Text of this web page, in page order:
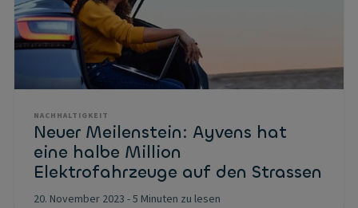
NACHHALTIGKEIT
Neuer Meilenstein: Ayvens hat
eine halbe Million
Elektrofahrzeuge auf den Strassen
20. November 2023 -5 Minuten zu lesen